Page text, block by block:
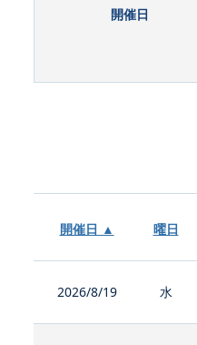
開催日
開催日 ▲ 曜日
2026/8/19 水